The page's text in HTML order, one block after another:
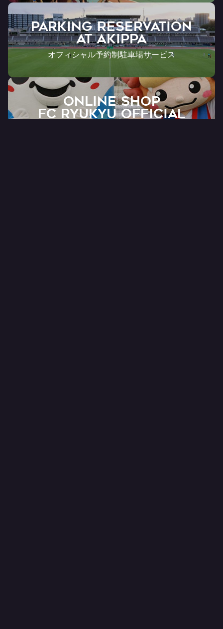
PARKING RESERVATION
AT Akippa
オフィシャル予約制駐車場サービス
ONLINE SHOP
FC RYUKYU OFFICIAL